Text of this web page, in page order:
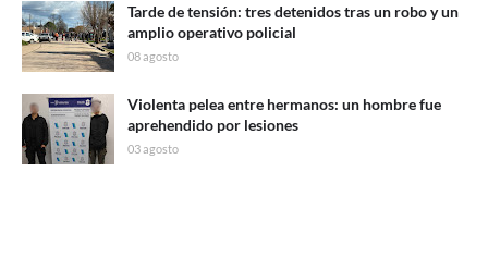
Tarde de tensión: tres detenidos tras un robo y un
amplio operativo policial
08 agosto
Violenta pelea entre hermanos: un hombre fue
aprehendido por lesiones
03 agosto